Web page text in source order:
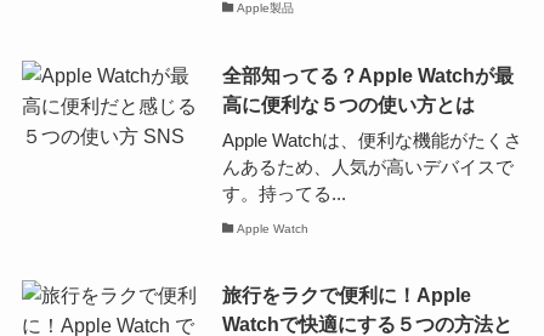
Apple製品
全部知ってる？Apple Watchが最
高に便利な５つの使い方とは
Apple Watchは、便利な機能がたくさ
んあるため、人気が高いデバイスで
す。持ってる...
Apple Watch
旅行をラクで便利に！Apple
Watchで快適にする５つの方法と